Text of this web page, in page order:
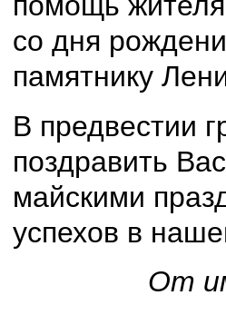
со дня
памятнику
В предвестии
поздравить
майскими
успехов в
От